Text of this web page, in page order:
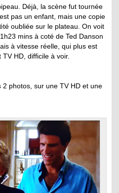
Déjà, la scène fut tournée
pas un enfant, mais une copie
oubliée sur le plateau. On voit
mins à coté de Ted Danson
à vitesse réelle, qui plus est
TV HD, difficile à voir.
2 photos, sur une TV HD et une